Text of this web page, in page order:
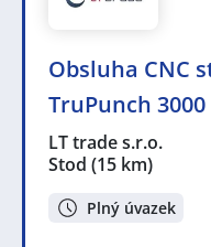
Obsluha CNC
TruPunch 3000
LT trade s.r.o.
Stod (15 km)
Plný úvazek